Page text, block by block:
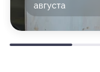
августа